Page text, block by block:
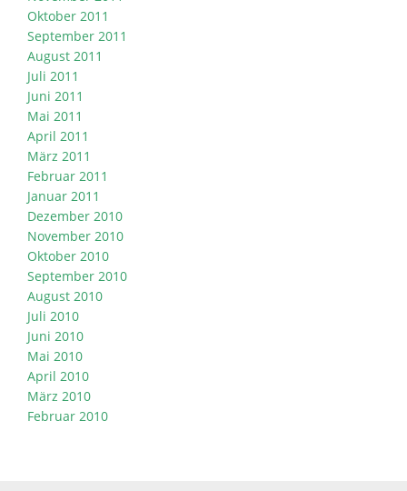
Oktober 2011
September 2011
August 2011
Juli 2011
Juni 2011
Mai 2011
April 2011
März 2011
Februar 2011
Januar 2011
Dezember 2010
November 2010
Oktober 2010
September 2010
August 2010
Juli 2010
Juni 2010
Mai 2010
April 2010
März 2010
Februar 2010